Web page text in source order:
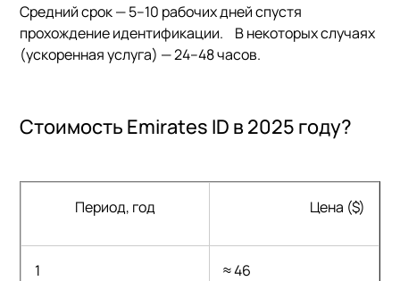
Средний срок — 5–10 рабочих дней спустя
прохождение идентификации. В некоторых случаях
(ускоренная услуга) — 24–48 часов.
Стоимость Emirates ID в 2025 году?
Период, год Цена ($)
1 ≈ 46